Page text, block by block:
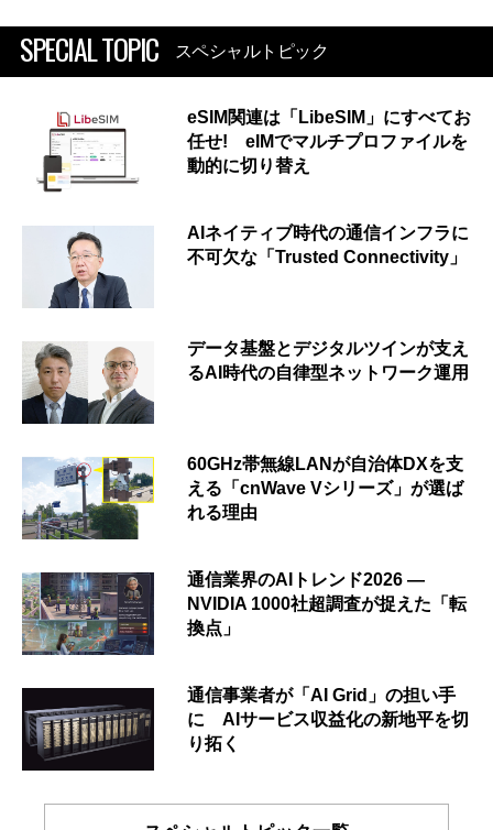
SPECIAL TOPIC スペシャルトピック
eSIM関連は「LibeSIM」にすべてお
任せ! eIMでマルチプロファイルを
動的に切り替え
AIネイティブ時代の通信インフラに
不可欠な「Trusted Connectivity」
データ基盤とデジタルツインが支え
るAI時代の自律型ネットワーク運用
60GHz帯無線LANが自治体DXを支
える「cnWave Vシリーズ」が選ば
れる理由
通信業界のAIトレンド2026 ―
NVIDIA 1000社超調査が捉えた「転
換点」
通信事業者が「AI Grid」の担い手
に AIサービス収益化の新地平を切
り拓く